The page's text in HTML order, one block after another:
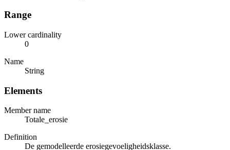
Range
Lower cardinality
0
Name
String
Elements
Member name
Totale_erosie
Definition
De gemodelleerde erosiegevoeligheidsklasse.